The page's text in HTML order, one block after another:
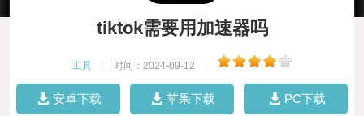
tiktok需要用加速器吗
工具 时间：2024-09-12
安卓下载 苹果下载 PC下载